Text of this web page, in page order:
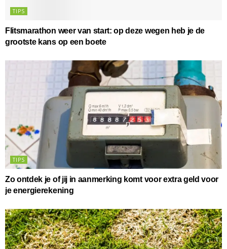
TIPS
Flitsmarathon weer van start: op deze wegen heb je de
grootste kans op een boete
TIPS
Zo ontdek je of jij in aanmerking komt voor extra geld voor
je energierekening